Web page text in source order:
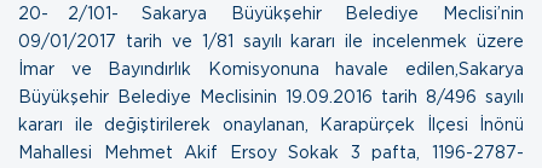
20- 2/101- Sakarya Büyükşehir Belediye Meclisi’nin
09/01/2017 tarih ve 1/81 sayılı kararı ile incelenmek üzere
İmar ve Bayındırlık Komisyonuna havale edilen,Sakarya
Büyükşehir Belediye Meclisinin 19.09.2016 tarih 8/496 sayılı
kararı ile değiştirilerek onaylanan, Karapürçek İlçesi İnönü
Mahallesi Mehmet Akif Ersoy Sokak 3 pafta, 1196-2787-